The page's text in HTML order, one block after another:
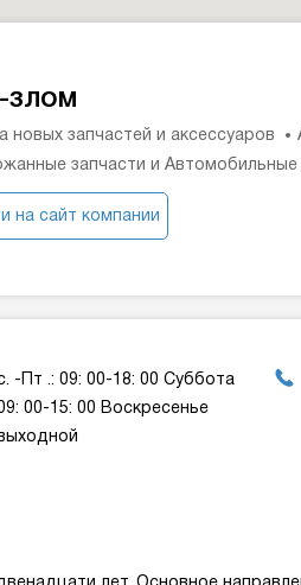
злом
новых запчастей и аксессуаров
запчасти и Автомобильные
на сайт компании
-Пт .: 09: 00-18: 00 Суббота
00-15: 00 Воскресенье